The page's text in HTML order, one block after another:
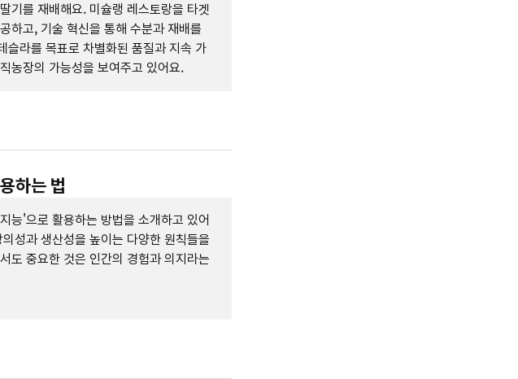
기를 재배해요. 미슐랭 레스토랑을 타겟
하고, 기술 혁신을 통해 수분과 재배를
슬라를 목표로 차별화된 품질과 지속 가
농장의 가능성을 보여주고 있어요.
하는 법
능'으로 활용하는 방법을 소개하고 있어
성과 생산성을 높이는 다양한 원칙들을
도 중요한 것은 인간의 경험과 의지라는